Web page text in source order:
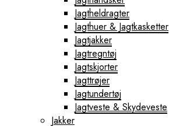
Jagtheldragter
Jagthuer & Jagtkasketter
Jagtjakker
Jagtregntøj
Jagtskjorter
Jagttrøjer
Jagtundertøj
Jagtveste & Skydeveste
Jakker